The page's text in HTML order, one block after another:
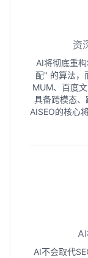
资
AI将彻底重
配" 的算法，
MUM、百度
具备跨模态、
AISEO的核心
AI不会取代